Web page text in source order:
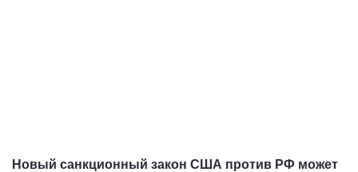
Новый санкционный закон США против РФ может